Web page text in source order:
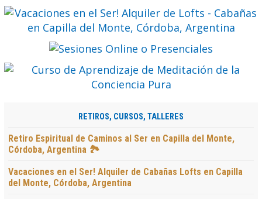
RETIROS, CURSOS, TALLERES
Retiro Espiritual de Caminos al Ser en Capilla del Monte,
Córdoba, Argentina 🏞️
Vacaciones en el Ser! Alquiler de Cabañas Lofts en Capilla
del Monte, Córdoba, Argentina